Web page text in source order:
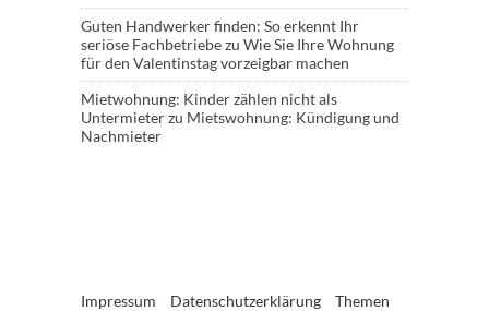
Guten Handwerker finden: So erkennt Ihr
seriöse Fachbetriebezu Wie Sie Ihre Wohnung
für den Valentinstag vorzeigbar machen
Mietwohnung: Kinder zählen nicht als
Untermieterzu Mietswohnung: Kündigung und
Nachmieter
Impressum Datenschutzerklärung Themen